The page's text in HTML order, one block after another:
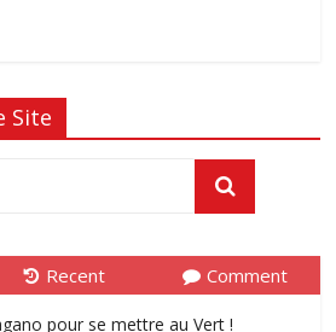
Site
Recent Comment
pour se mettre au Vert !